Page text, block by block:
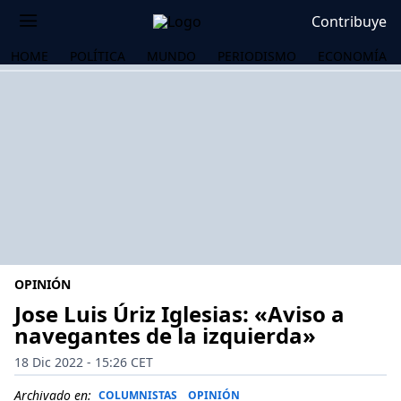
Contribuye
HOME POLÍTICA MUNDO PERIODISMO ECONOMÍA
OPINIÓN
Jose Luis Úriz Iglesias: «Aviso a
navegantes de la izquierda»
18 Dic 2022 - 15:26 CET
Archivado en: COLUMNISTAS OPINIÓN